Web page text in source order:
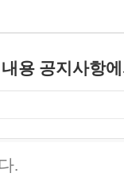
용 공지사항
.